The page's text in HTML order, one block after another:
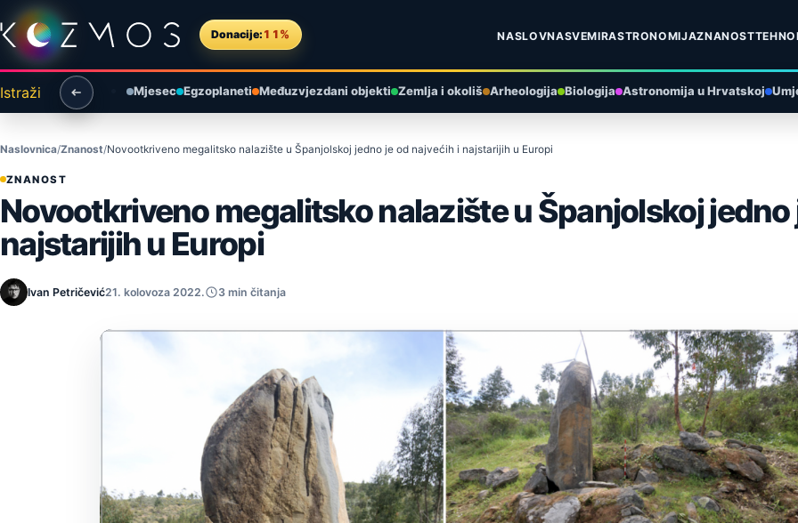
Preskoči na sadržaj
Donacije: 11% NASLOVNASVEMIRASTRONOMIJAZNANOST
Istraži Mjesec Egzoplaneti Međuzvjezdani objekti Zemlja i okoliš Arheologija Biologija Astronomija u Hrvatskoj
Naslovnica Znanost Novootkriveno megalitsko nalazište u Španjolskoj jedno je od najvećih i najstarijih u Europi
ZNANOST
Novootkriveno megalitsko nalazište u Španjolskoj jedno
najstarijih u Europi
Ivan Petričević21. kolovoza 2022. 3 min čitanja